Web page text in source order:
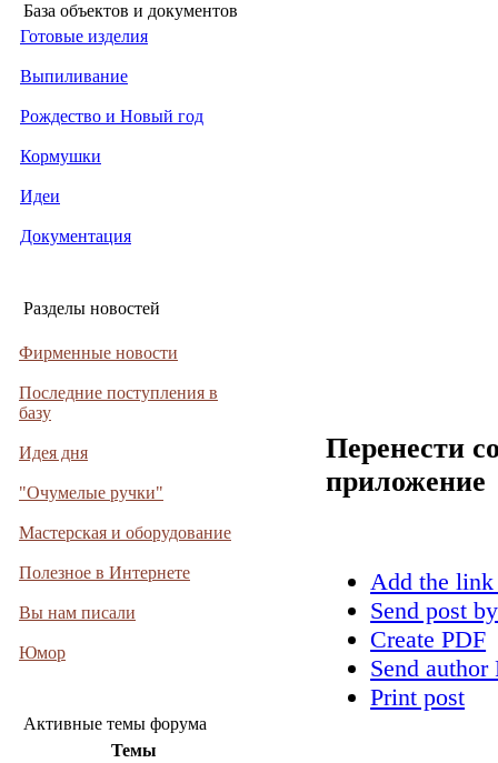
База объектов и документов
Готовые изделия
Выпиливание
Рождество и Новый год
Кормушки
Идеи
Документация
Разделы новостей
Фирменные новости
Последние поступления в
базу
Идея дня
"Очумелые ручки"
Мастерская и оборудование
Полезное в Интернете
Вы нам писали
Юмор
Активные темы форума
Темы
Перенести
приложение
Add the
Send post
Create PDF
Send
Print post